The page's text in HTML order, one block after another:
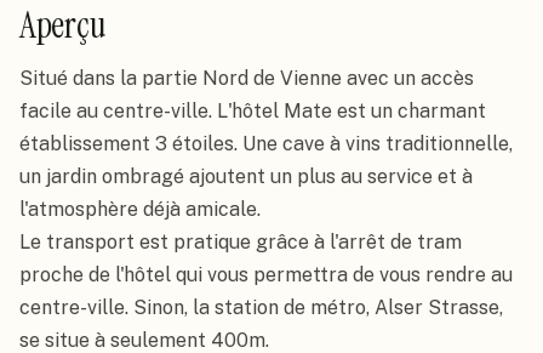
Aperçu
Situé dans la partie Nord de Vienne avec un accès
facile au centre-ville. L'hôtel Mate est un charmant
établissement 3 étoiles. Une cave à vins traditionnelle,
un jardin ombragé ajoutent un plus au service et à
l'atmosphère déjà amicale.
Le transport est pratique grâce à l'arrêt de tram
proche de l'hôtel qui vous permettra de vous rendre au
centre-ville. Sinon, la station de métro, Alser Strasse,
se situe à seulement 400m.